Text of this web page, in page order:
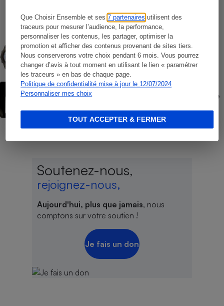
Que Choisir Ensemble et ses7 partenaires utilisent des
traceurs pour mesurer l’audience, la performance,
personnaliser les contenus, les partager, optimiser la
promotion et afficher des contenus provenant de sites tiers.
Nous conserverons votre choix pendant 6 mois. Vous pourrez
changer d’avis à tout moment en utilisant le lien « paramétrer
les traceurs » en bas de chaque page.
Politique de confidentialité mise à jour le 12/07/2024
Personnaliser mes choix
TOUT ACCEPTER & FERMER
protocole
COMMENT NOUS TESTONS
Montres connectées - Le protocole
ACTION QUE CHOISIR ENSEMBLE
Forfaits « à vie » Red by SFR - L’UFC-Que
Soutenez-nous,
rejoignez-nous,
Aujourd'hui, plus que jamais, nous
comptons sur votre soutien !
Je fais un don